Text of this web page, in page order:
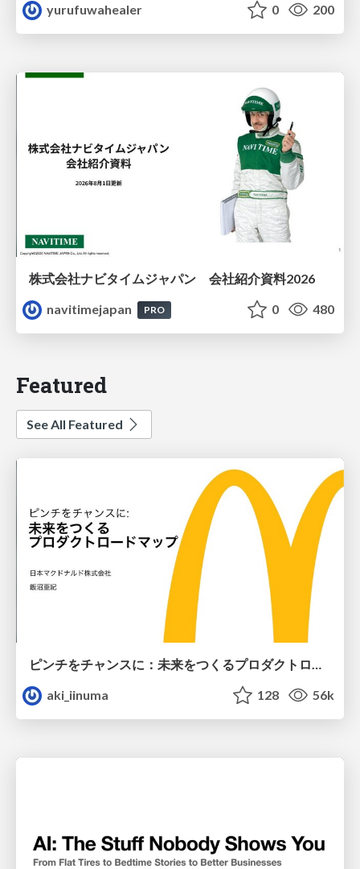
yurufuwahealer
0 200
株式会社ナビタイムジャパン 会社紹介資料2026
navitimejapan
PRO 0 480
Featured
See All Featured
ピンチをチャンスに：未来をつくるプロダクトロードマップ #pmconf2020
aki_iinuma
128 56k